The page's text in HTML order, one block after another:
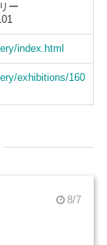
ー
index.html
exhibitions/160
8/7